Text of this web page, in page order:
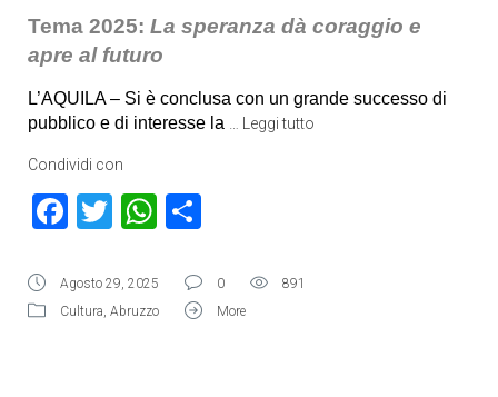
Tema 2025: La speranza dà coraggio e
apre al futuro
L’AQUILA – Si è conclusa con un grande successo di
pubblico e di interesse la
Leggi tutto
Condividi con
Facebook
TwitterWhatsApp
Agosto 29, 2025 0
891
Cultura, Abruzzo More